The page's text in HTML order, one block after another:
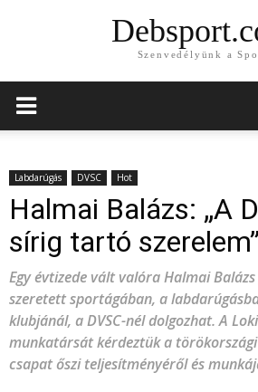
Szenvedélyünk a
Labdarúgás DVSC Hot
Halmai Balázs: „A
sírig tartó szerelem”
Egy évtizede vált valóra Halmai
szeretett sportágában, a
klubjánál, a DVSC-nél dolgozhat. A
munkatársát kérdeztük a
csapat őszi teljesítményéről és